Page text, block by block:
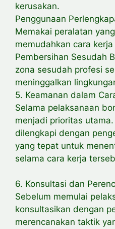
kerusakan.
Penggunaan
Memakai peralatan
memudahkan cara
Pembersihan Sesudah
zona sesudah profesi
meninggalkan
5. Keamanan dalam
Selama pelaksanaan
menjadi prioritas
dilengkapi dengan
yang tepat untuk
selama cara kerja
6. Konsultasi dan
Sebelum memulai
konsultasikan dengan
merencanakan taktik